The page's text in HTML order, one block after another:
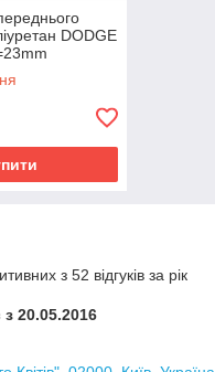
DODGE
з 52 відгуків за рік
20.05.2016